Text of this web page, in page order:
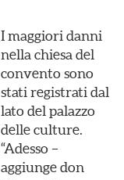
I maggiori danni
nella chiesa del
convento sono
stati registrati dal
lato del palazzo
delle culture.
“Adesso –
aggiunge don